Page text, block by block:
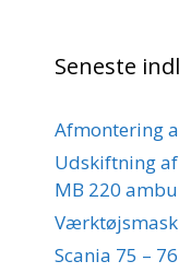
Seneste
Afmontering
Udskiftning
MB 220
Scania 75 –